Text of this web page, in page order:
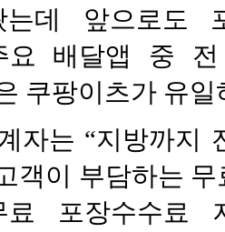
는데 앞으로도
요 배달앱 중
쿠팡이츠가 유일
자는 “지방까지
객이 부담하는
료 포장수수료